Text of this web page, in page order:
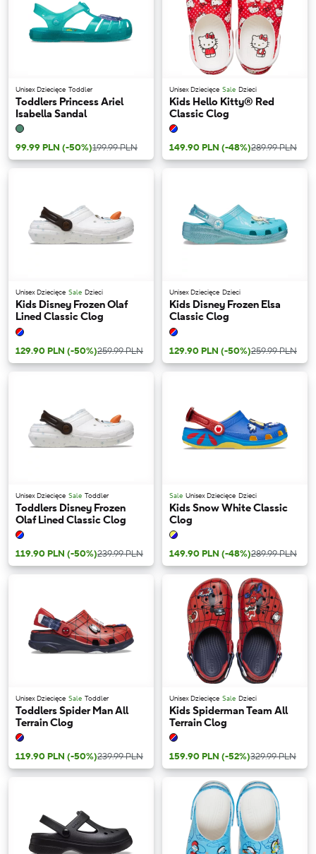
Unisex Dziecięce Toddler
Toddlers Princess Ariel
Isabella Sandal
99.99 PLN (-50%)199.99 PLN
Unisex Dziecięce Sale Dzieci
Kids Hello Kitty® Red
Classic Clog
149.90 PLN (-48%)289.99 PLN
Unisex Dziecięce Sale Dzieci
Kids Disney Frozen Olaf
Lined Classic Clog
129.90 PLN (-50%)259.99 PLN
Unisex Dziecięce Dzieci
Kids Disney Frozen Elsa
Classic Clog
129.90 PLN (-50%)259.99 PLN
Unisex Dziecięce Sale Toddler
Toddlers Disney Frozen
Olaf Lined Classic Clog
119.90 PLN (-50%)239.99 PLN
Sale Unisex Dziecięce Dzieci
Kids Snow White Classic
Clog
149.90 PLN (-48%)289.99 PLN
Unisex Dziecięce Sale Toddler
Toddlers Spider Man All
Terrain Clog
119.90 PLN (-50%)239.99 PLN
Unisex Dziecięce Sale Dzieci
Kids Spiderman Team All
Terrain Clog
159.90 PLN (-52%)329.99 PLN